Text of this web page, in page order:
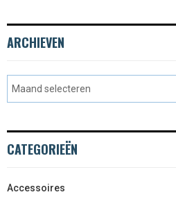
ARCHIEVEN
CATEGORIEËN
Accessoires